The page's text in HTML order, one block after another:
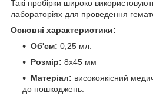
Такі пробірки широко
лабораторіях для проведення
Основні характеристики:
Об'єм: 0,25 мл.
Розмір: 8х45 мм
Матеріал: високоякісний
до пошкоджень.